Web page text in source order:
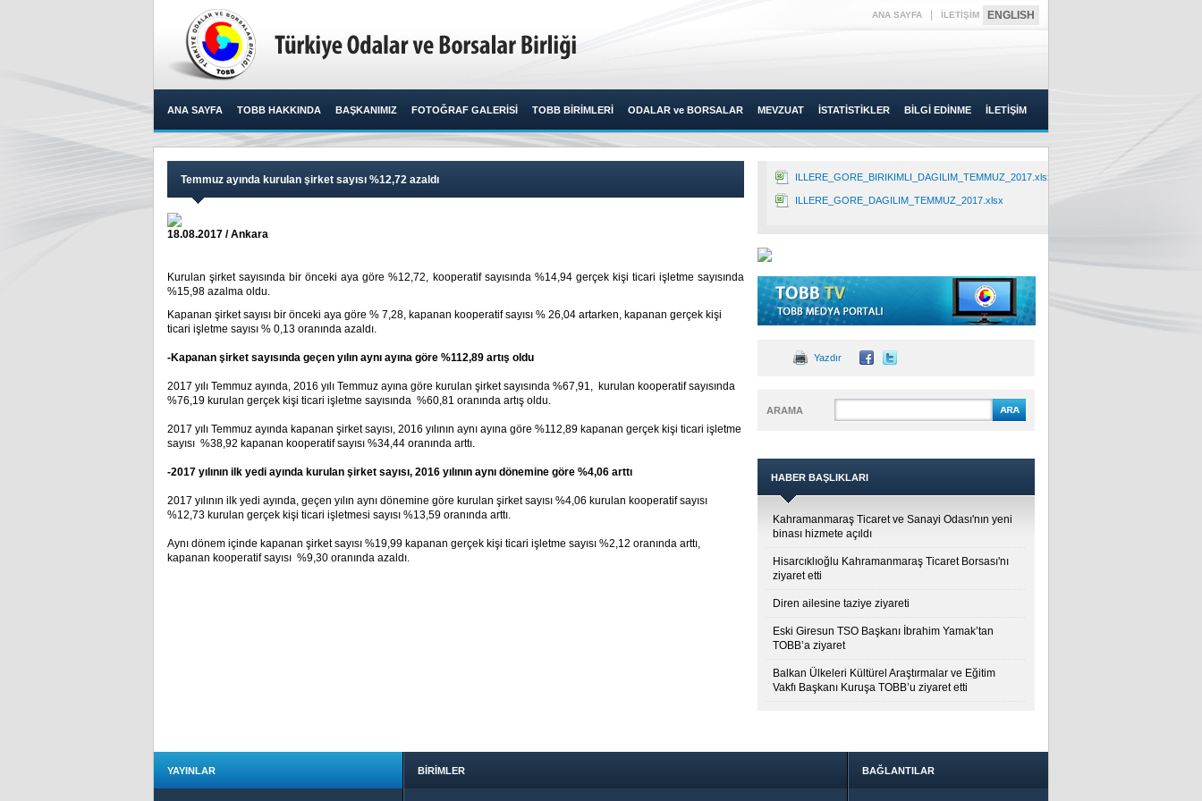
ANA SAYFA İLETİŞİM ENGLISH
ANA SAYFA TOBB HAKKINDA BAŞKANIMIZ FOTOĞRAF GALERİSİ TOBB BİRİMLERİ ODALAR ve BORSALAR MEVZUAT İSTATİSTİKLER BİLGİ EDİNME İLETİŞİM
Temmuz ayında kurulan şirket sayısı %12,72 azaldı
18.08.2017 / Ankara
Kurulan şirket sayısında bir önceki aya göre %12,72, kooperatif sayısında %14,94 gerçek kişi ticari işletme sayısında
%15,98 azalma oldu.​
Kapanan şirket sayısı bir önceki aya göre % 7,28, kapanan kooperatif sayısı % 26,04 artarken, kapanan gerçek kişi
ticari işletme sayısı % 0,13 oranında azaldı.
-Kapanan şirket sayısında geçen yılın aynı ayına göre %112,89 artış oldu
2017 yılı Temmuz ayında, 2016 yılı Temmuz ayına göre kurulan şirket sayısında %67,91, kurulan kooperatif sayısında
%76,19 kurulan gerçek kişi ticari işletme sayısında %60,81 oranında artış oldu.
2017 yılı Temmuz ayında kapanan şirket sayısı, 2016 yılının aynı ayına göre %112,89 kapanan gerçek kişi ticari işletme
sayısı %38,92 kapanan kooperatif sayısı %34,44 oranında arttı.
-2017 yılının ilk yedi ayında kurulan şirket sayısı, 2016 yılının aynı dönemine göre %4,06 arttı
2017 yılının ilk yedi ayında, geçen yılın aynı dönemine göre kurulan şirket sayısı %4,06 kurulan kooperatif sayısı
%12,73 kurulan gerçek kişi ticari işletmesi sayısı %13,59 oranında arttı.
Aynı dönem içinde kapanan şirket sayısı %19,99 kapanan gerçek kişi ticari işletme sayısı %2,12 oranında arttı,
kapanan kooperatif sayısı %9,30 oranında azaldı.
ILLERE_GORE_BIRIKIMLI_DAGILIM_TEMMUZ_2017.xlsx
ILLERE_GORE_DAGILIM_TEMMUZ_2017.xlsx
Yazdır
ARAMA
HABER BAŞLIKLARI
Kahramanmaraş Ticaret ve Sanayi Odası'nın yeni
binası hizmete açıldı
Hisarcıklıoğlu Kahramanmaraş Ticaret Borsası'nı
ziyaret etti
Diren ailesine taziye ziyareti
Eski Giresun TSO Başkanı İbrahim Yamak’tan
TOBB’a ziyaret
Balkan Ülkeleri Kültürel Araştırmalar ve Eğitim
Vakfı Başkanı Kuruşa TOBB’u ziyaret etti
YAYINLAR BİRİMLER BAĞLANTILAR